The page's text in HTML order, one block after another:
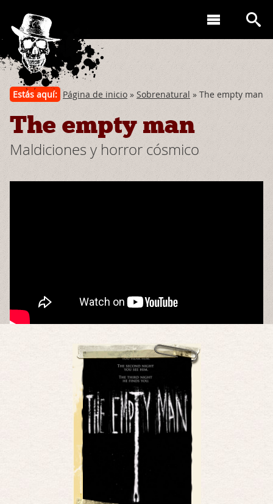
Estás aquí: Página de inicio » Sobrenatural » The empty man
The empty man
Maldiciones y horror cósmico